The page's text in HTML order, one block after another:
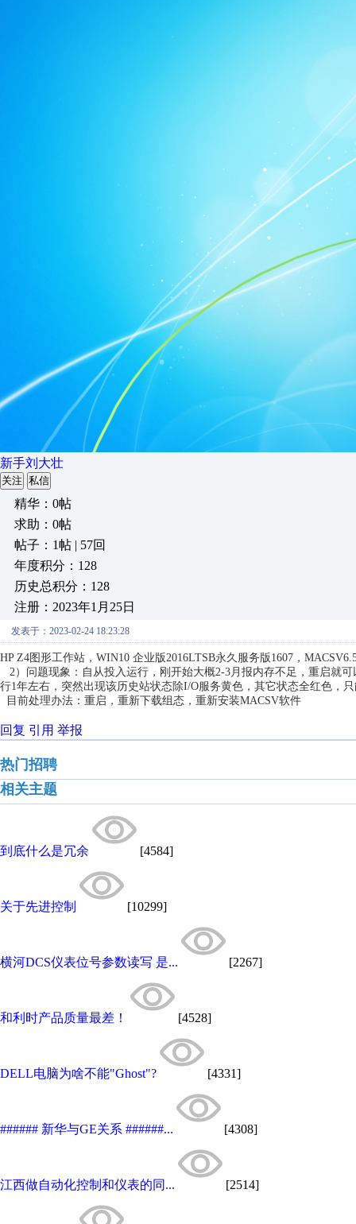
新手刘大壮
关注 私信
精华：0帖
求助：0帖
帖子：1帖 | 57回
年度积分：128
历史总积分：128
注册：2023年1月25日
发表于：2023-02-24 18:23:28
HP Z4图形工作站，WIN10 企业版2016LTSB永久服务版1607，
2）问题现象：自从投入运行，刚开始大概2-3月报内存不足，重启就
行1年左右，突然出现该历史站状态除I/O服务黄色，其它状态全红色，
目前处理办法：重启，重新下载组态，重新安装MACSV软件
回复 引用 举报
热门招聘
相关主题
到底什么是冗余 [4584]
关于先进控制 [10299]
横河DCS仪表位号参数读写 是... [2267]
和利时产品质量最差！ [4528]
DELL电脑为啥不能"Ghost"? [4331]
###### 新华与GE关系 ######... [4308]
江西做自动化控制和仪表的同... [2514]